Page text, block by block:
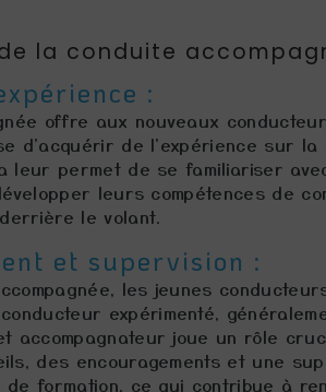
la conduite
:
offre aux nouveaux
d'acquérir de l'expérience sur la
leur permet de se familiariser
leurs compétences de
le volant.
et supervision :
les jeunes
expérimenté,
accompagnateur joue un rôle
des encouragements et une
formation, ce qui contribue à